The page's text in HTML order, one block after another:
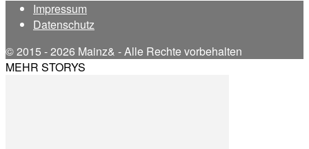
Impressum
Datenschutz
© 2015 - 2026 Mainz& - Alle Rechte vorbehalten
MEHR STORYS